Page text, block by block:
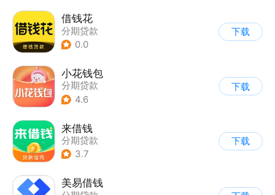
借钱花
分期贷款
0.0
下载
小花钱包
分期贷款
4.6
下载
来借钱
分期贷款
3.7
下载
美易借钱